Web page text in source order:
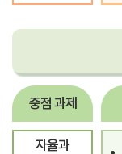
중점 과제
자율과